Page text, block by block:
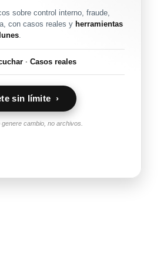
sobre control interno, fraude,
con casos reales y herramientas
· Casos reales
sin límite ›
cambio, no archivos.